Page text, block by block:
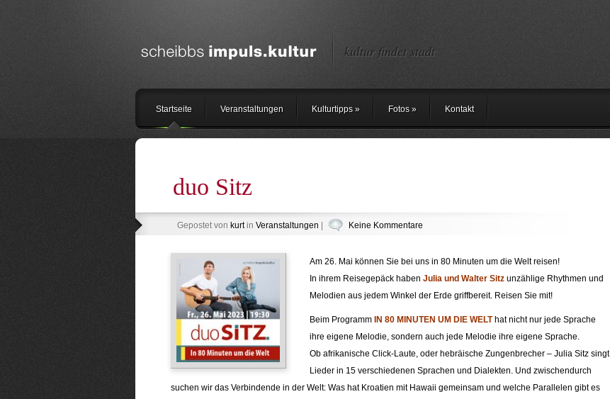
kultur findet stadt
Startseite Veranstaltungen Kulturtipps» Fotos» Kontakt
duo Sitz
Gepostet von kurtin Veranstaltungen Keine Kommentare
Am 26. Mai können Sie bei uns in 80 Minuten um die Welt reisen!
In ihrem Reisegepäck haben Julia und Walter Sitzunzählige Rhythmen und
Melodien aus jedem Winkel der Erde griffbereit. Reisen Sie mit!
Beim ProgrammIN 80 MINUTEN UM DIE WELT hat nicht nur jede Sprache
ihre eigene Melodie, sondern auch jede Melodie ihre eigene Sprache.
Ob afrikanische Click-Laute, oder hebräische Zungenbrecher – Julia Sitz singt
Lieder in 15 verschiedenen Sprachen und Dialekten. Und zwischendurch
suchen wir das Verbindende in der Welt: Was hat Kroatien mit Hawaii gemeinsam und welche Parallelen gibt es